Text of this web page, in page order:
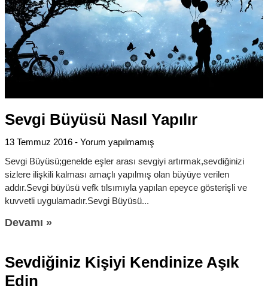
Sevgi Büyüsü Nasıl Yapılır
13 Temmuz 2016
Yorum yapılmamış
Sevgi Büyüsü;genelde eşler arası sevgiyi artırmak,sevdiğinizi
sizlere ilişkili kalması amaçlı yapılmış olan büyüye verilen
addır.Sevgi büyüsü vefk tılsımıyla yapılan epeyce gösterişli ve
kuvvetli uygulamadır.Sevgi Büyüsü
Devamı »
Sevdiğiniz Kişiyi Kendinize Aşık
Edin